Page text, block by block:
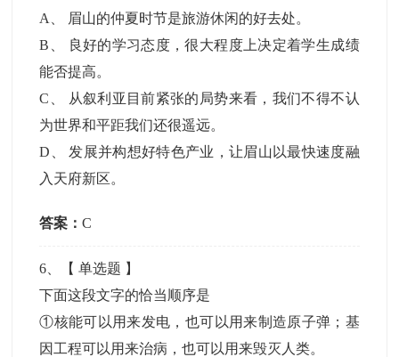
A
眉山的仲夏时节是旅游休闲的好去处。
B
良好的学习态度，很大程度上决定着学生成绩
能否提高。
C
从叙利亚目前紧张的局势来看，我们不得不认
为世界和平距我们还很遥远。
D
发展并构想好特色产业，让眉山以最快速度融
入天府新区。
答案：C
6 、【单选题 】
下面这段文字的恰当顺序是
①核能可以用来发电，也可以用来制造原子弹；基
因工程可以用来治病，也可以用来毁灭人类。